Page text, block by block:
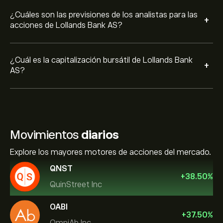
¿Cuáles son las previsiones de los analistas para las
acciones de Lollands Bank AS?
+
¿Cuál es la capitalización bursátil de Lollands Bank
AS?
+
Movimientos diarios
Explore los mayores motores de acciones del mercado.
QNST
QuinStreet Inc
+38.50%
OABI
+37.50%